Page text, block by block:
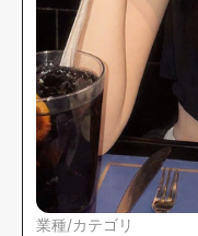
業種/カテゴリ